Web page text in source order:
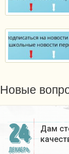
Новые
24
ДЕКАБРЬ
Дам